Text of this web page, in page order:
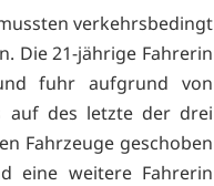
verkehrsbedingt
Die 21-jährige Fahrerin
fuhr aufgrund von
auf des letzte der drei
Fahrzeuge geschoben
eine weitere Fahrerin